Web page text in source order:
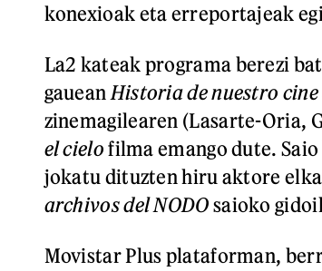
konexioak eta erreportajeak
La2 kateak programa berezi
gauean Historia de nuestro cine
zinemagilearen (Lasarte-Oria,
el cielo filma emango dute.
jokatu dituzten hiru aktore
archivos del NODO saioko
Movistar Plus plataforman,